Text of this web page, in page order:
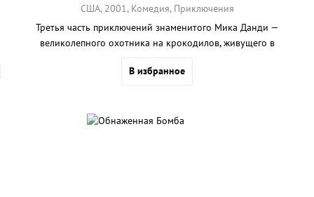
США, 2001, Комедия, Приключения
Третья часть приключений знаменитого Мика Данди —
великолепного охотника на крокодилов, живущего в
В избранное